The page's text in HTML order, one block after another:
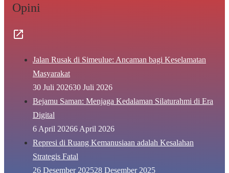
Opini
Jalan Rusak di Simeulue: Ancaman bagi Keselamatan
Masyarakat
30 Juli 202630 Juli 2026
Bejamu Saman: Menjaga Kedalaman Silaturahmi di Era
Digital
6 April 20266 April 2026
Represi di Ruang Kemanusiaan adalah Kesalahan
Strategis Fatal
26 Desember 202528 Desember 2025